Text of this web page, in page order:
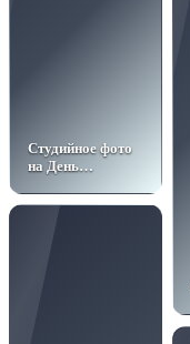
Студийное фото
на День